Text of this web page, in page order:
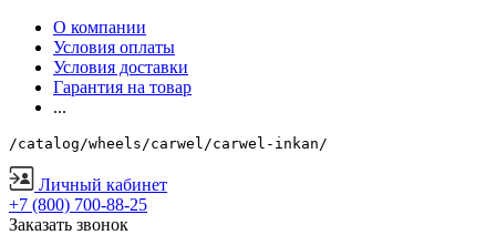
О компании
Условия оплаты
Условия доставки
Гарантия на товар
...
/catalog/wheels/carwel/carwel-inkan/
Личный кабинет
+7 (800) 700-88-25
Заказать звонок